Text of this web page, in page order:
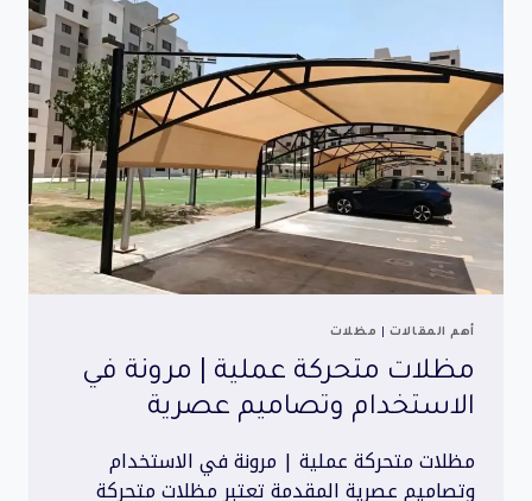
تدوم
طويلاً
أهم المقالات مظلات
مظلات متحركة عملية | مرونة في
الاستخدام وتصاميم عصرية
مظلات متحركة عملية | مرونة في الاستخدام
وتصاميم عصرية المقدمة تعتبر مظلات متحركة